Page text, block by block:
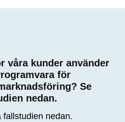
våra kunder använder
för
Se
nedan.
fallstudien nedan.